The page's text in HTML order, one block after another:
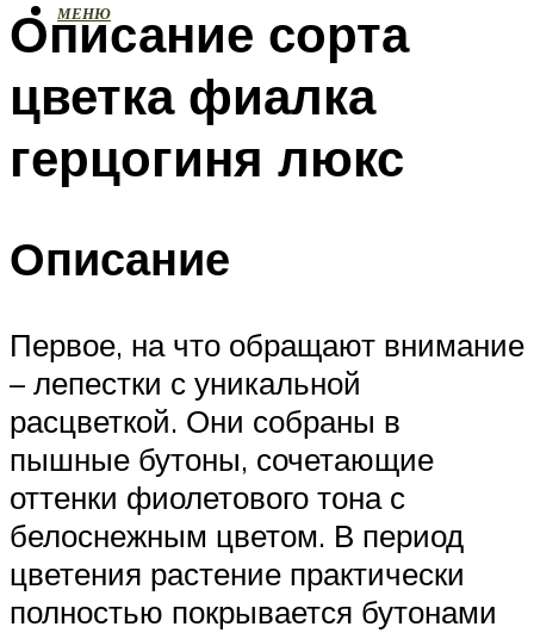
МЕНЮ
Описание сорта
цветка фиалка
герцогиня люкс
Описание
Первое, на что обращают внимание
– лепестки с уникальной
расцветкой. Они собраны в
пышные бутоны, сочетающие
оттенки фиолетового тона с
белоснежным цветом. В период
цветения растение практически
полностью покрывается бутонами